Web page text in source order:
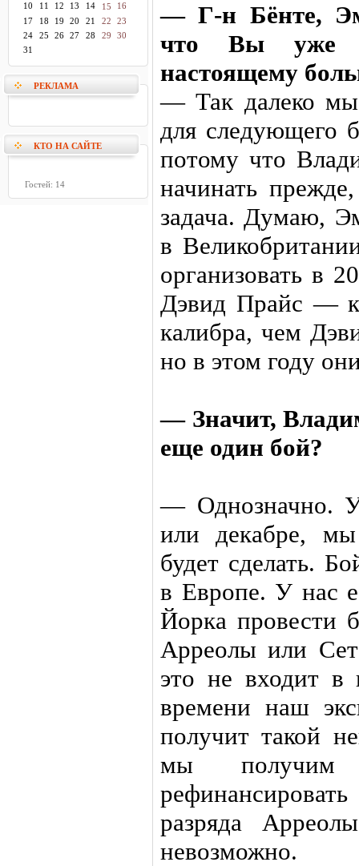
10
11 12 13 14 15
16
17
18 19 20 21 22
23
24
25 26 27 28 29
30
31
РЕКЛАМА
КТО НА САЙТЕ
Гостей: 14
— Г-н Бёнте,
что Вы уже
настоящему
— Так далеко
для следующего
потому что
начинать
задача. Думаю,
в
организовать в
Дэвид Прайс —
калибра, чем
но в этом году
— Значит,
еще один бой?
— Однозначно.
или декабре,
будет сделать.
в Европе. У нас
Йорка
Арреолы или
это не входит в
времени наш
получит такой
мы
разряда
невозможно.